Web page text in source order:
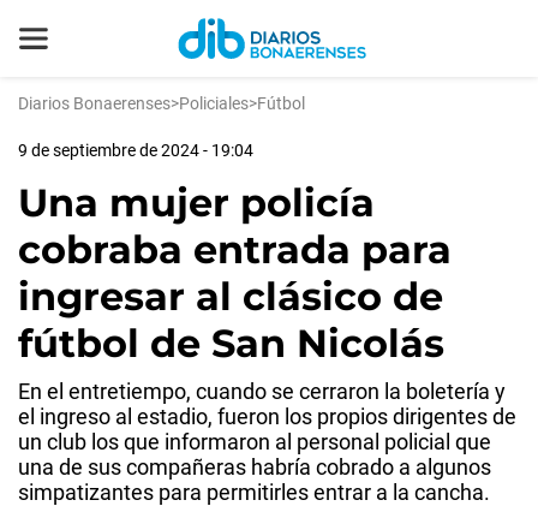
Diarios Bonaerenses>Policiales>Fútbol
9 de septiembre de 2024 - 19:04
Una mujer policía
cobraba entrada para
ingresar al clásico de
fútbol de San Nicolás
En el entretiempo, cuando se cerraron la boletería y
el ingreso al estadio, fueron los propios dirigentes de
un club los que informaron al personal policial que
una de sus compañeras habría cobrado a algunos
simpatizantes para permitirles entrar a la cancha.